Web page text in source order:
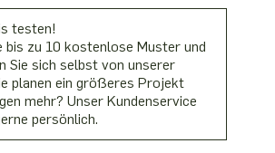
testen!
bis zu 10 kostenlose Muster und
Sie sich selbst von unserer
planen ein größeres Projekt
mehr? Unser Kundenservice
persönlich.